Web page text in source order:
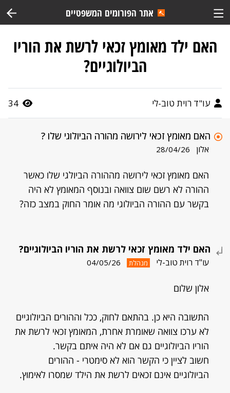
אתר הפורומים המשפטיים
האם ילד מאומץ זכאי לרשת את הוריו
הביולוגיים?
עו"ד רוית טוב-לי 34
האם מאומץ זכאי לירושה מהורה הביולוגי שלו ?
אלון 28/04/26
האם מאומץ זכאי לירושה מההורה הביולגי שלו כאשר
ההורה לא רשם שום צוואה ובנוסף המאומץ לא היה
בקשר עם ההורה הביולוגי מה אומר החוק במצב כזה?
האם ילד מאומץ זכאי לרשת את הוריו הביולוגיים?
עו"ד רוית טוב-לי מנהלת 04/05/26
אלון שלום
התשובה היא כן. בהתאם לחוק, ככל וההורים הביולוגיים
לא ערכו צוואה שאומרת אחרת, המאומץ זכאי לרשת את
הוריו הביולוגיים גם אם לא היה איתם בקשר.
חשוב לציין כי הקשר הוא לא סימטרי - ההורים
הביולוגיים אינם זכאים לרשת את הילד שמסרו לאימוץ.